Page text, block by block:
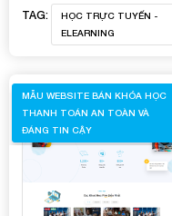
TAG:
HỌC TRỰC TUYẾN -
ELEARNING
MẪU WEBSITE BÁN KHÓA HỌC
THANH TOÁN AN TOÀN VÀ
ĐÁNG TIN CẬY